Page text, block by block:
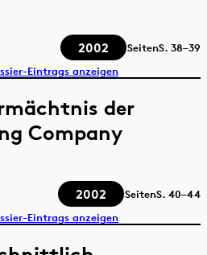
2002 SeitenS. 38–39
Eintrags anzeigen
der
Company
2002 SeitenS. 40–44
Eintrags anzeigen